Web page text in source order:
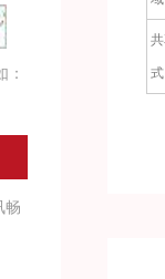
式
畅